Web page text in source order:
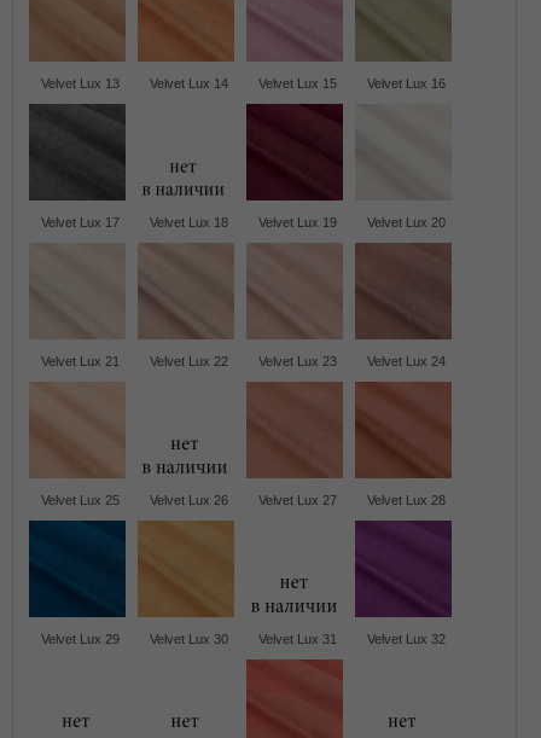
Velvet Lux 13 Velvet Lux 14 Velvet Lux 15 Velvet Lux 16
Velvet Lux 17 Velvet Lux 18 Velvet Lux 19 Velvet Lux 20
Velvet Lux 21 Velvet Lux 22 Velvet Lux 23 Velvet Lux 24
Velvet Lux 25 Velvet Lux 26 Velvet Lux 27 Velvet Lux 28
Velvet Lux 29 Velvet Lux 30 Velvet Lux 31 Velvet Lux 32